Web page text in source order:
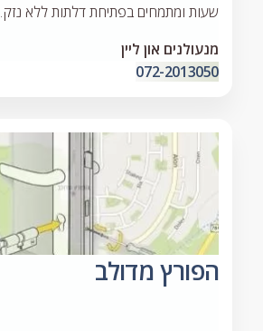
שעות ומתמחים בפתיחת דלתות ללא נזק.
מנעולנים און ליין
072-2013050
הפורץ מדולב